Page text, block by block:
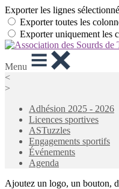
Exporter les lignes
Exporter toutes les
Exporter uniquement les
Menu
<
>
Adhésion 2025 - 2026
Licences sportives
ASTuzzles
Engagements sportifs
Événements
Agenda
Ajoutez un logo, un bouton,